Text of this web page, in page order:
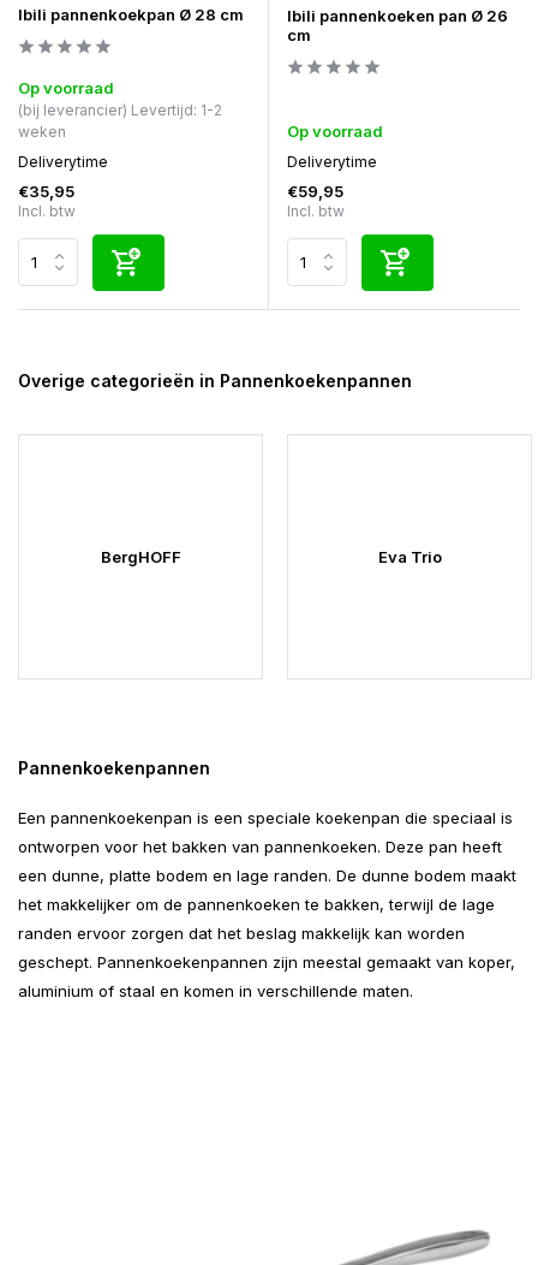
Ibili pannenkoekpan Ø 28 cm
Op voorraad
(bij leverancier) Levertijd: 1-2
weken
Deliverytime
€35,95
Incl. btw
Ibili pannenkoeken pan Ø 26
cm
Op voorraad
Deliverytime
€59,95
Incl. btw
Overige categorieën in Pannenkoekenpannen
BergHOFF Eva Trio
Pannenkoekenpannen
Een pannenkoekenpan is een speciale koekenpan die speciaal is
ontworpen voor het bakken van pannenkoeken. Deze pan heeft
een dunne, platte bodem en lage randen. De dunne bodem maakt
het makkelijker om de pannenkoeken te bakken, terwijl de lage
randen ervoor zorgen dat het beslag makkelijk kan worden
geschept. Pannenkoekenpannen zijn meestal gemaakt van koper,
aluminium of staal en komen in verschillende maten.